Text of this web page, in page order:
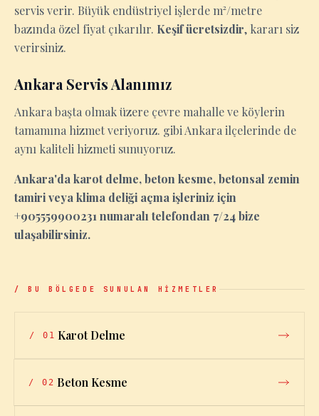
servis verir. Büyük endüstriyel işlerde m²/metre
bazında özel fiyat çıkarılır. Keşif ücretsizdir, kararı siz
verirsiniz.
Ankara Servis Alanımız
Ankara başta olmak üzere çevre mahalle ve köylerin
tamamına hizmet veriyoruz. gibi Ankara ilçelerinde de
aynı kaliteli hizmeti sunuyoruz.
Ankara'da karot delme, beton kesme, betonsal zemin
tamiri veya klima deliği açma işleriniz için
+905559900231 numaralı telefondan 7/24 bize
ulaşabilirsiniz.
/ BU BÖLGEDE SUNULAN HİZMETLER
/ 01 Karot Delme
/ 02 Beton Kesme